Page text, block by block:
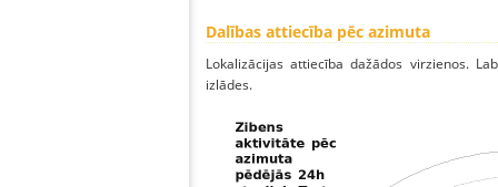
Dalības attiecība pēc azimuta
Lokalizācijas attiecība dažādos virzienos.
izlādes.